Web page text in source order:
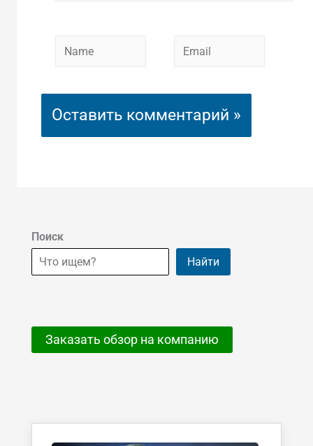
Name Email
Поиск
Найти
Заказать обзор на компанию